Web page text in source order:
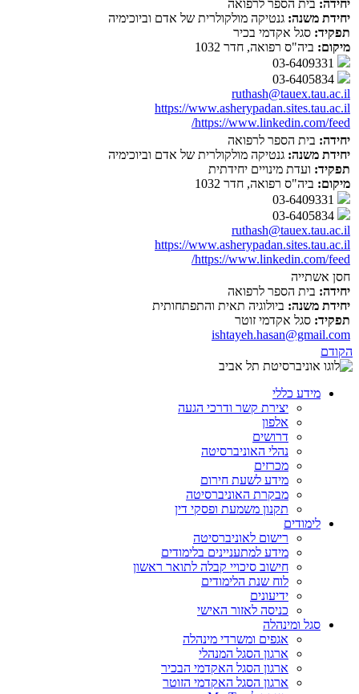
יחידה: בית הספר לרפואה
יחידת משנה: גנטיקה מולקולרית של אדם וביוכימיה
תפקיד: סגל אקדמי בכיר
מיקום: ביה"ס רפואה, חדר 1032
ruthash@tauex.tau.ac.il
https://www.asherypadan.sites.tau.ac.il
https://www.linkedin.com/feed/
יחידה: בית הספר לרפואה
יחידת משנה: גנטיקה מולקולרית של אדם וביוכימיה
תפקיד: ועדת מינויים יחידתית
מיקום: ביה"ס רפואה, חדר 1032
ruthash@tauex.tau.ac.il
https://www.asherypadan.sites.tau.ac.il
https://www.linkedin.com/feed/
חסן אשתייה
יחידה: בית הספר לרפואה
יחידת משנה: ביולוגיה תאית והתפתחותית
תפקיד: סגל אקדמי זוטר
ishtayeh.hasan@gmail.com
הקודם
מידע כללי
יצירת קשר ודרכי הגעה
אלפון
דרושים
נהלי האוניברסיטה
מכרזים
מידע לשעת חירום
מבקרת האוניברסיטה
תקנון משמעת ופסקי דין
לימודים
רישום לאוניברסיטה
מידע למתעניינים בלימודים
חישוב סיכויי קבלה לתואר ראשון
לוח שנת הלימודים
ידיעונים
כניסה לאזור האישי
סגל ומינהלה
אגפים ומשרדי מינהלה
ארגון הסגל המנהלי
ארגון הסגל האקדמי הבכיר
ארגון הסגל האקדמי הזוטר